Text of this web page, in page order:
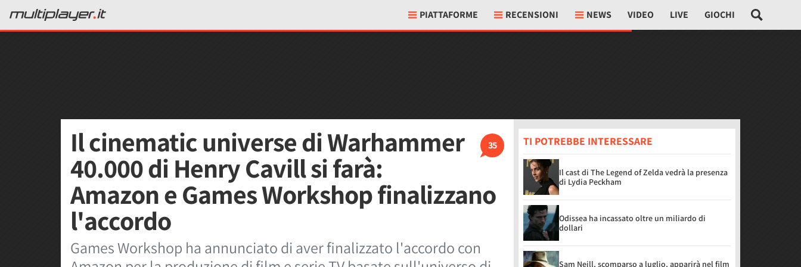
PIATTAFORME RECENSIONI NEWS VIDEO LIVE GIOCHI
35
Il cinematic universe di Warhammer
40.000 di Henry Cavill si farà:
Amazon e Games Workshop finalizzano
l'accordo
Games Workshop ha annunciato di aver finalizzato l'accordo con
TI POTREBBE INTERESSARE
Il cast di The Legend of Zelda vedrà la presenza
di Lydia Peckham
Odissea ha incassato oltre un miliardo di
dollari
Sam Neill, scomparso a luglio, apparirà nel film